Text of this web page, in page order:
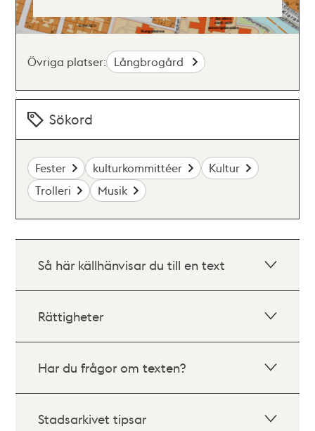
Övriga platser: Långbrogård
Sökord
Fester kulturkommittéer
Kultur
Trolleri
Musik
Så här källhänvisar du till en text
Rättigheter
Har du frågor om texten?
Stadsarkivet tipsar